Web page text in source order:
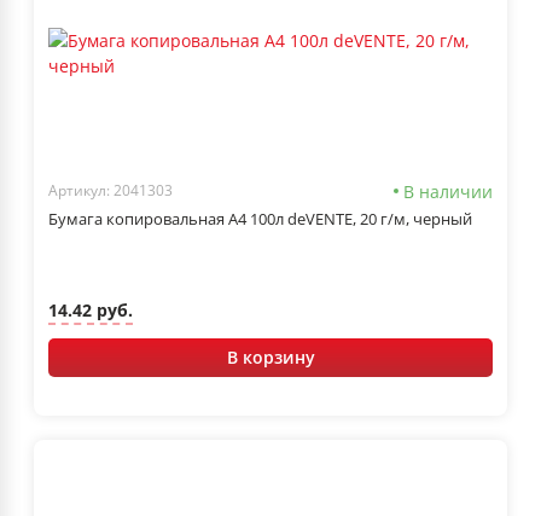
Артикул: 2041303 В наличии
Бумага копировальная А4 100л deVENTE, 20 г/м, черный
14.42 руб.
В корзину